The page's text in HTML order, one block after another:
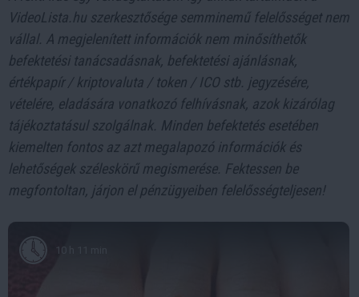
VideoLista.hu szerkesztősége semminemű felelősséget nem
vállal. A megjelenített információk nem minősíthetők
befektetési tanácsadásnak, befektetési ajánlásnak,
értékpapír / kriptovaluta / token / ICO stb. jegyzésére,
vételére, eladására vonatkozó felhívásnak, azok kizárólag
tájékoztatásul szolgálnak. Minden befektetés esetében
kiemelten fontos az azt megalapozó információk és
lehetőségek széleskörű megismerése. Fektessen be
megfontoltan, járjon el pénzügyeiben felelősségteljesen!
10 h 11 min